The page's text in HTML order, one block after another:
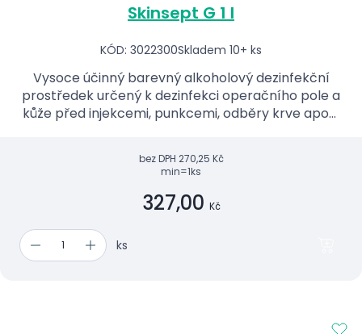
Skinsept G 1 l
KÓD: 3022300Skladem 10+ ks
Vysoce účinný barevný alkoholový dezinfekční
prostředek určený k dezinfekci operačního pole a
kůže před injekcemi, punkcemi, odběry krve apod.
bez DPH 270,25 Kč
min=1ks
327,00 Kč
ks